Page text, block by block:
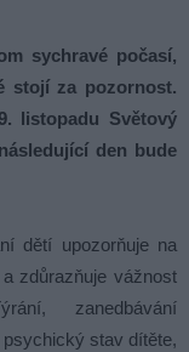
sychravé počasí,
stojí za pozornost.
listopadu Světový
den bude
dětí upozorňuje na
zdůrazňuje vážnost
zanedbávání
stav dítěte,